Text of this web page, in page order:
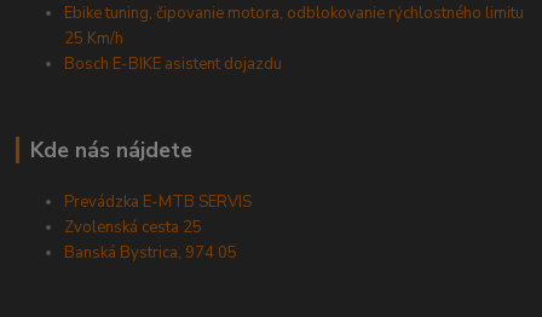
Ebike tuning, čipovanie motora, odblokovanie rýchlostného limitu
25 Km/h
Bosch E-BIKE asistent dojazdu
Kde nás nájdete
Prevádzka E-MTB SERVIS
Zvolenská cesta 25
Banská Bystrica, 974 05